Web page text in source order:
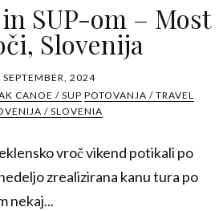
SUP-om – Most
Slovenija
SEPTEMBER, 2024
CANOE / SUP POTOVANJA / TRAVEL
/ SLOVENIA
vroč vikend potikali po
zrealizirana kanu tura po
nekaj...